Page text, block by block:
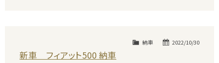
2022/10/30
納車
新車 フィアット500 納車